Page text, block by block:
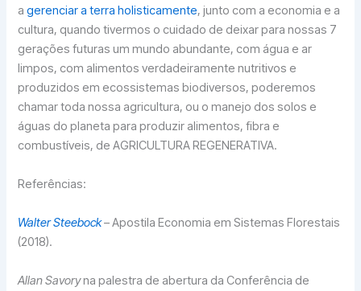
agerenciar a terra holisticamente, junto com a economia e a
cultura, quando tivermos o cuidado de deixar para nossas 7
gerações futuras um mundo abundante, com água e ar
limpos, com alimentos verdadeiramente nutritivos e
produzidos em ecossistemas biodiversos, poderemos
chamar toda nossa agricultura, ou o manejo dos solos e
águas do planeta para produzir alimentos, fibra e
combustíveis, de AGRICULTURA REGENERATIVA.
Referências:
Walter Steebock– Apostila Economia em Sistemas Florestais
(2018).
Allan Savoryna palestra de abertura da Conferência de